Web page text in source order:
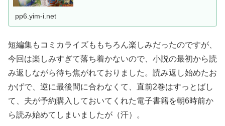
pp6.yim-i.net
短編集もコミカライズももちろん楽しみだったのですが、
今回は楽しみすぎて落ち着かないので、小説の最初から読
み返しながら待ち焦がれておりました。読み返し始めたお
かげで、逆に最後間に合わなくて、直前2巻はすっとばし
て、夫が予約購入しておいてくれた電子書籍を朝6時前か
ら読み始めてしまいましたが（汗）。